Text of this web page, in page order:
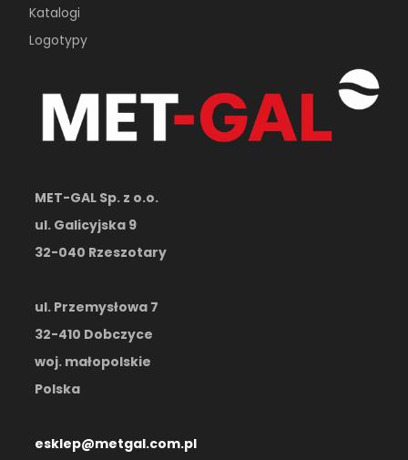
Katalogi
Logotypy
MET-GAL Sp. z o.o.
ul. Galicyjska 9
32-040 Rzeszotary
ul. Przemysłowa 7
32-410 Dobczyce
woj. małopolskie
Polska
esklep@metgal.com.pl